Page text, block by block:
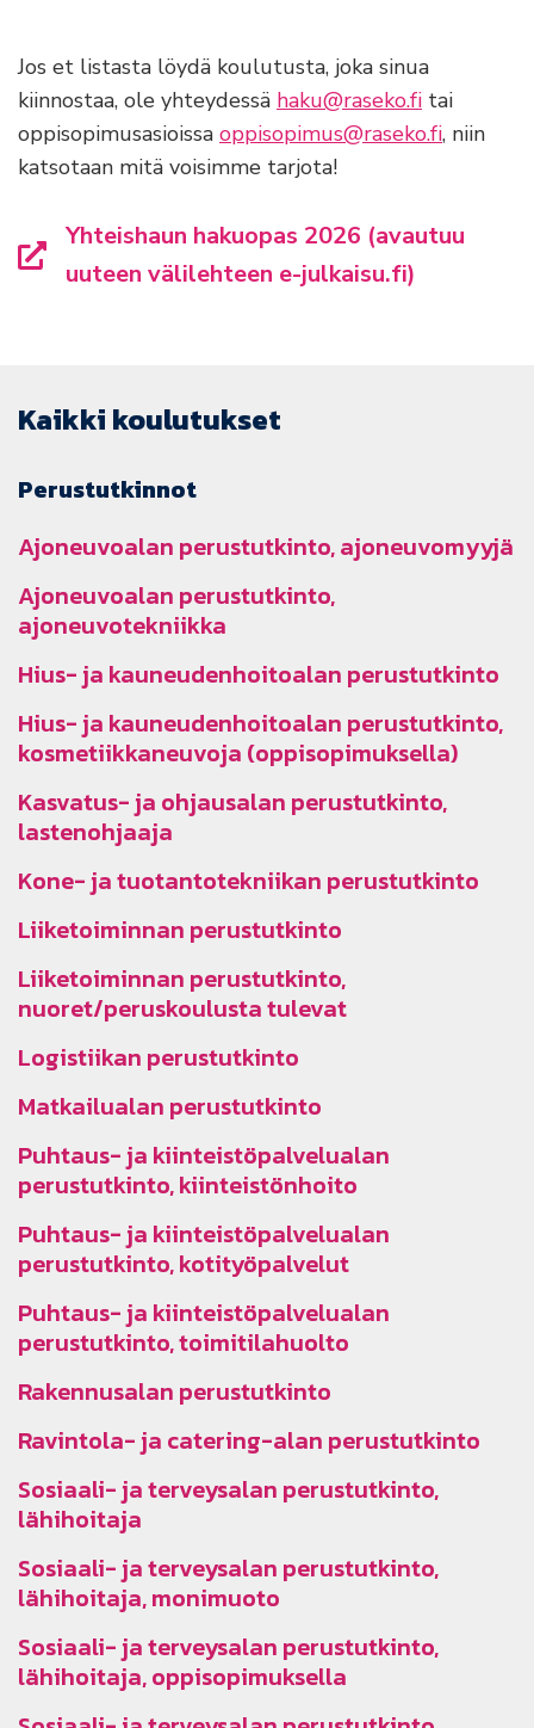
Jos et listasta löydä koulutusta, joka sinua
kiinnostaa, ole yhteydessä haku@raseko.fi tai
oppisopimusasioissa oppisopimus@raseko.fi, niin
katsotaan mitä voisimme tarjota!
Yhteishaun hakuopas 2026 (avautuu
uuteen välilehteen e-julkaisu.fi)
Kaikki koulutukset
Perustutkinnot
Ajoneuvoalan perustutkinto, ajoneuvomyyjä
Ajoneuvoalan perustutkinto,
ajoneuvotekniikka
Hius- ja kauneudenhoitoalan perustutkinto
Hius- ja kauneudenhoitoalan perustutkinto,
kosmetiikkaneuvoja (oppisopimuksella)
Kasvatus- ja ohjausalan perustutkinto,
lastenohjaaja
Kone- ja tuotantotekniikan perustutkinto
Liiketoiminnan perustutkinto
Liiketoiminnan perustutkinto,
nuoret/peruskoulusta tulevat
Logistiikan perustutkinto
Matkailualan perustutkinto
Puhtaus- ja kiinteistöpalvelualan
perustutkinto, kiinteistönhoito
Puhtaus- ja kiinteistöpalvelualan
perustutkinto, kotityöpalvelut
Puhtaus- ja kiinteistöpalvelualan
perustutkinto, toimitilahuolto
Rakennusalan perustutkinto
Ravintola- ja catering-alan perustutkinto
Sosiaali- ja terveysalan perustutkinto,
lähihoitaja
Sosiaali- ja terveysalan perustutkinto,
lähihoitaja, monimuoto
Sosiaali- ja terveysalan perustutkinto,
lähihoitaja, oppisopimuksella